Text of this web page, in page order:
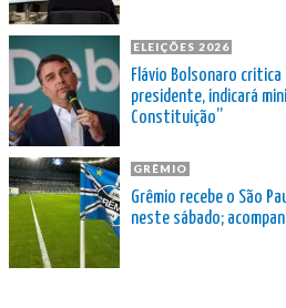
ELEIÇÕES 2026
Flávio Bolsonaro
presidente, indicará
Constituição”
GRÊMIO
Grêmio recebe o São
neste sábado;